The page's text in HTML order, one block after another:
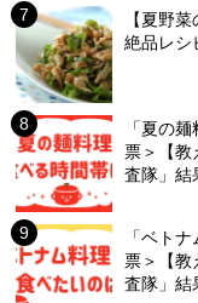
【夏野
絶品レシ
「夏の
票＞【教
査隊」結
「ベト
票＞【教
査隊」結